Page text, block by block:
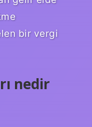
bir vergi
nedir